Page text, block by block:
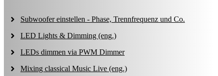
Subwoofer einstellen - Phase, Trennfrequenz und Co.
LED Lights & Dimming (eng.)
LEDs dimmen via PWM Dimmer
Mixing classical Music Live (eng.)